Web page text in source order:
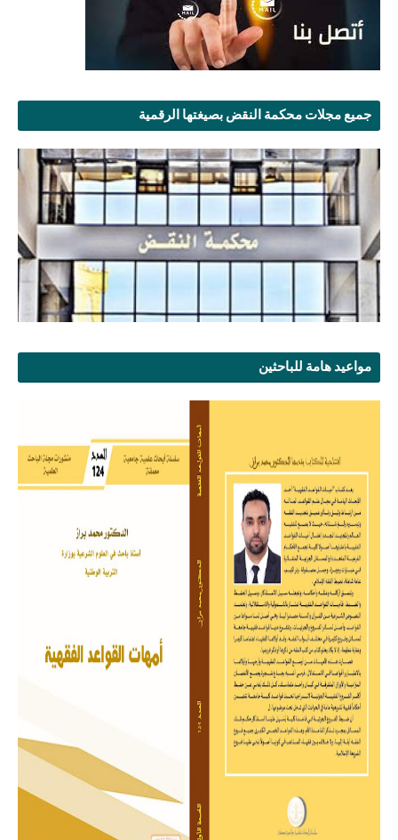
جميع مجلات محكمة النقض بصيغتها الرقمية
مواعيد هامة للباحثين